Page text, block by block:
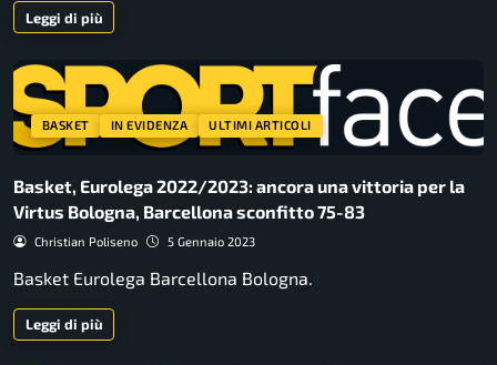
Leggi di più
BASKET IN EVIDENZA ULTIMI ARTICOLI
Basket, Eurolega 2022/2023: ancora una vittoria per la
Virtus Bologna, Barcellona sconfitto 75-83
Christian Poliseno 5 Gennaio 2023
Basket Eurolega Barcellona Bologna.
Leggi di più